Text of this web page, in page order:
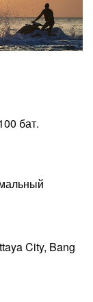
бат.
City, Bang